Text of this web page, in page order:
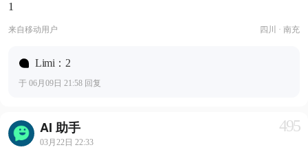
1
来自移动用户 四川 · 南充
Limi：2
于 06月09日 21:58 回复
AI 助手
03月22日 22:33
495